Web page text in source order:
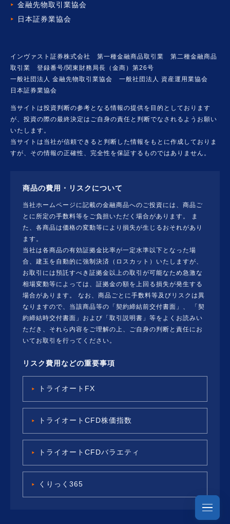
金融先物取引業協会
日本証券業協会
インヴァスト証券株式会社 第一種金融商品取引業 第二種金融商品
取引業 登録番号/関東財務局長（金商）第26号
一般社団法人 金融先物取引業協会 一般社団法人 資産運用業協会
日本証券業協会
当サイトは投資判断の参考となる情報の提供を目的としております
が、投資の際の最終決定はご自身の責任と判断でなされるようお願い
いたします。
当サイトは当社が信頼できると判断した情報をもとに作成しておりま
すが、その情報の正確性、完全性を保証するものではありません。
商品の費用・リスクについて
当社ホームページに記載の金融商品へのご投資には、商品ご
とに所定の手数料等をご負担いただく場合があります。 ま
た、各商品は価格の変動等により損失が生じるおそれがあり
ます。
当社は各商品の有効証拠金比率が一定水準以下となった場
合、建玉を自動的に強制決済（ロスカット）いたしますが、
お取引には預託すべき証拠金以上の取引が可能なため急激な
相場変動等によっては、証拠金の額を上回る損失が発生する
場合があります。 なお、商品ごとに手数料等及びリスクは異
なりますので、当該商品等の「契約締結前交付書面」、 「契
約締結時交付書面」および「取引説明書」等をよくお読みい
ただき、それら内容をご理解の上、ご自身の判断と責任にお
いてお取引を行ってください。
リスク費用などの重要事項
トライオートFX
トライオートCFD株価指数
トライオートCFDバラエティ
くりっく365